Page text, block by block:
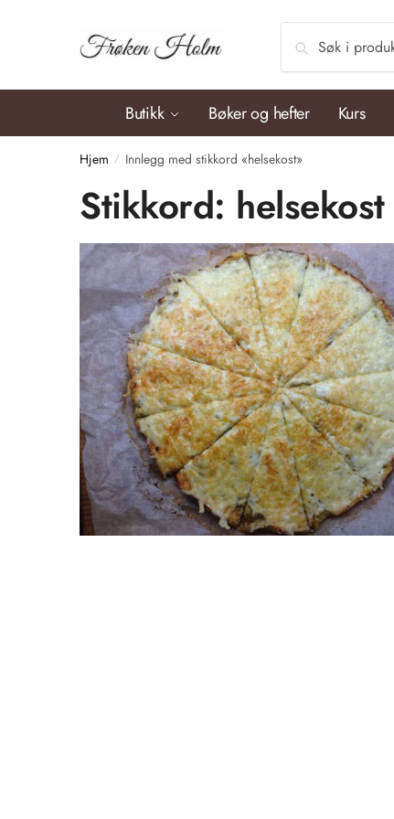
Søk
Butikk Bøker og hefter Kurs
Hjem / Innlegg med stikkord «helsekost»
Stikkord: helsekost